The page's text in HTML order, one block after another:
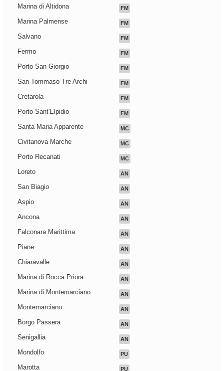
Marina di Altidona FM
Marina Palmense FM
Salvano FM
Fermo FM
Porto San Giorgio FM
San Tommaso Tre Archi FM
Cretarola FM
Porto Sant'Elpidio FM
Santa Maria Apparente MC
Civitanova Marche MC
Porto Recanati MC
Loreto AN
San Biagio AN
Aspio AN
Ancona AN
Falconara Marittima AN
Piane AN
Chiaravalle AN
Marina di Rocca Priora AN
Marina di Montemarciano AN
Montemarciano AN
Borgo Passera AN
Senigallia AN
Mondolfo PU
Marotta PU